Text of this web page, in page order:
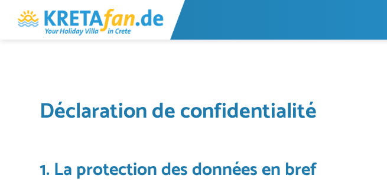
Déclaration de confidentialité
1. La protection des données en bref